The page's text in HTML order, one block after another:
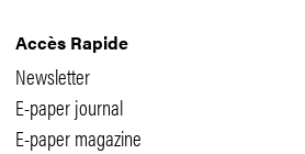
Accès Rapide
Newsletter
E-paper journal
E-paper magazine